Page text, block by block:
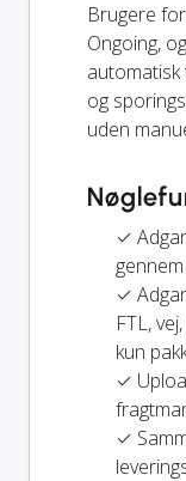
Brugere
Ongoing,
og
uden
✓
✓
FTL,
kun
✓
✓